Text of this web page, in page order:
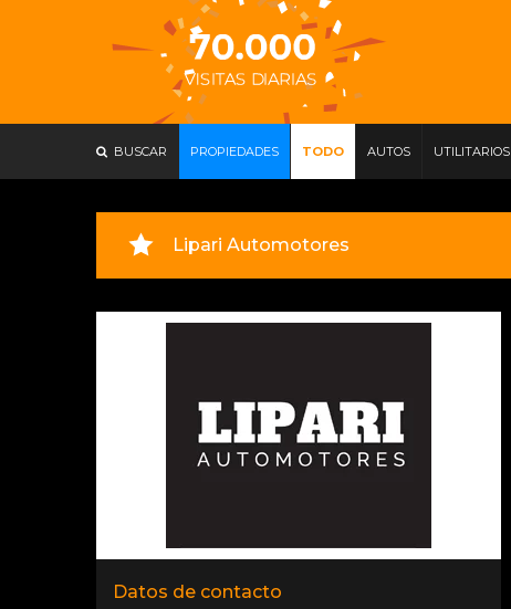
BUSCAR PROPIEDADES TODO AUTOS UTILITARIOS
Lipari Automotores
Datos de contacto